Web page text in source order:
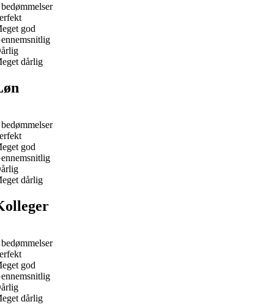
god
dårlig
god
dårlig
god
dårlig